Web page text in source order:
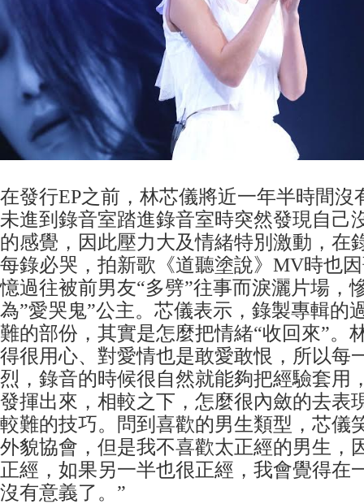
在發行EP之前，林芯儀將近一年半時間沒
未進到錄音室踏進錄音室時突然發現自己
的感覺，因此壓力大及情緒特別激動，在
每錄必哭，拍新歌《道聽塗說》MV時也
憶過往被前男友“多劈”往事而淚灑片場，
為”愛哭鬼”公主。芯儀表示，錄製專輯的
難的部份，其實是怎麼把情緒“收回來”。
得很用心、對愛情也是敢愛敢恨，所以每
烈，錄音的時候很自然就能夠把經驗套用
發揮出來，相較之下，怎麼很內斂的去表
較難的技巧。問到喜歡的男生類型，芯儀
外貌協會，但是我不喜歡太正經的男生，
正經，如果另一半也很正經，我會覺得在
沒有意義了。”